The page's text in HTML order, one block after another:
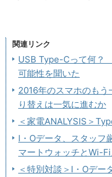
関連リンク
USB Type-Cって何？
可能性を聞いた
2016年のスマホのも
り替えは一気に進むか
＜家電ANALYSIS＞
I・Oデータ、スタッフ
マートウォッチとWi-
＜特別対談＞I・Oデ